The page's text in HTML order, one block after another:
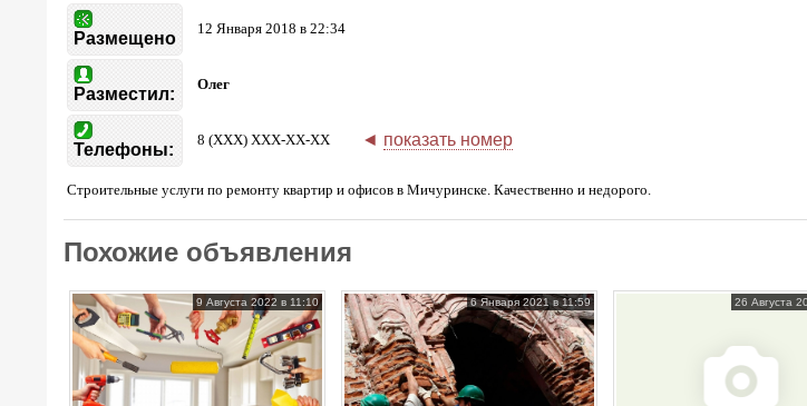
Размещено
12 Января 2018 в 22:34
Разместил:
Олег
Телефоны:
8 (XXX) XXX-XX-XX ◄ показать номер
Строительные услуги по ремонту квартир и офисов в Мичуринске. Качественно и недорого.
Похожие объявления
9 Августа 2022 в 11:10 6 Января 2021 в 11:59 26 Августа